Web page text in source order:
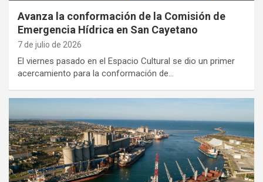
Avanza la conformación de la Comisión de
Emergencia Hídrica en San Cayetano
7 de julio de 2026
El viernes pasado en el Espacio Cultural se dio un primer
acercamiento para la conformación de…